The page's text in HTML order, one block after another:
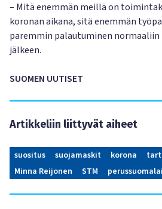
– Mitä enemmän meillä on
koronan aikana, sitä enemmän
paremmin palautuminen
jälkeen.
SUOMEN UUTISET
Artikkeliin liittyvät aiheet
suositus suojamaskit korona
Minna Reijonen
STM